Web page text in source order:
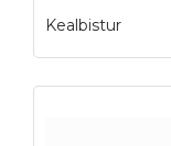
Kealbistur